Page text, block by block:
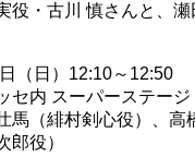
役・古川 慎さんと、
（日）12:10～12:50
セ内 スーパーステージ
馬（緋村剣心役）、
郎役）